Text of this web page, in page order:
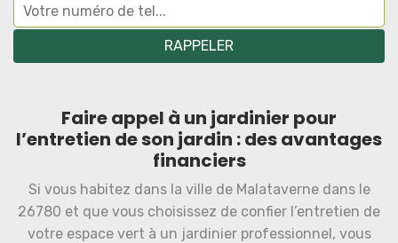
Faire appel à un jardinier pour
l’entretien de son jardin : des avantages
financiers
Si vous habitez dans la ville de Malataverne dans le
26780 et que vous choisissez de confier l’entretien de
votre espace vert à un jardinier professionnel, vous